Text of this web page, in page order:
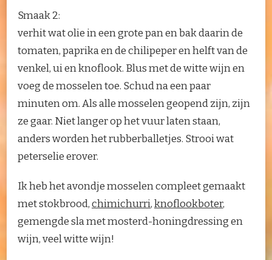
Smaak 2:
verhit wat olie in een grote pan en bak daarin de
tomaten, paprika en de chilipeper en helft van de
venkel, ui en knoflook. Blus met de witte wijn en
voeg de mosselen toe. Schud na een paar
minuten om. Als alle mosselen geopend zijn, zijn
ze gaar. Niet langer op het vuur laten staan,
anders worden het rubberballetjes. Strooi wat
peterselie erover.
Ik heb het avondje mosselen compleet gemaakt
met stokbrood,chimichurri,knoflookboter,
gemengde sla met mosterd-honingdressing en
wijn, veel witte wijn!